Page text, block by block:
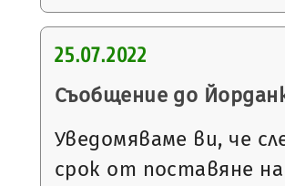
25.07.2022
Съобщение до
Уведомяваме ви, че
срок от поставяне